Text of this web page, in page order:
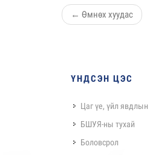
← Өмнөх хуудас
ҮНДСЭН ЦЭС
Цаг үе, үйл
БШУЯ-ны тухай
Боловсрол